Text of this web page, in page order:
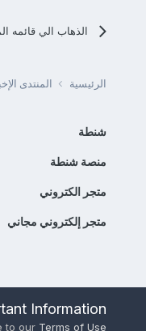
الذهاب الي قائمه
الرئيسية المنتدى
شنطة
منصة شنطة
متجر الكتروني
متجر إلكتروني مجاني
Information
to our Terms of Use